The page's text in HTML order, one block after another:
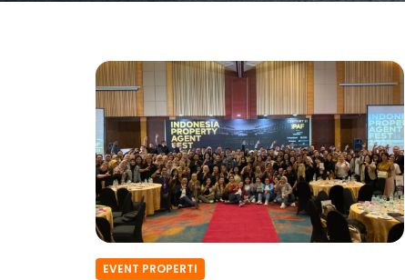
EVENT PROPERTI